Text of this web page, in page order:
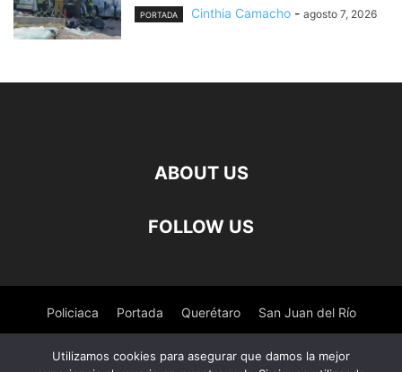
PORTADA Cinthia Camacho - agosto 7, 2026
ABOUT US
FOLLOW US
Policiaca Portada Querétaro San Juan del Río
Utilizamos cookies para asegurar que damos la mejor